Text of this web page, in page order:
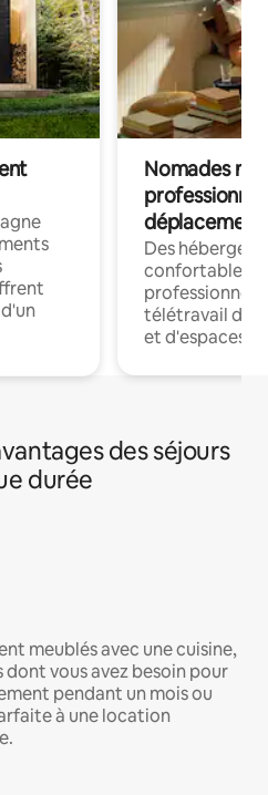
Nomades
déplacement
Des
confortables
professionnels
télétravail
et d'espaces
des séjours
durée
meublés avec une cuisine,
vous avez besoin pour
pendant un mois ou
à une location